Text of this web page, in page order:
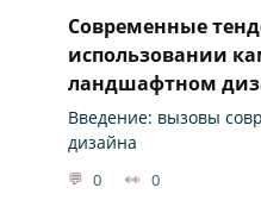
Современные
использовании
ландшафтном
Введение: вызовы
дизайна
0 0